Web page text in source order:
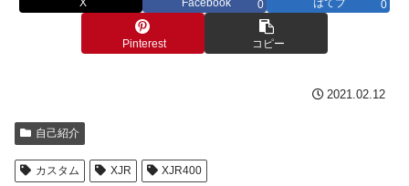
0 0
Pinterest コピー
2021.02.12
自己紹介
カスタム XJR XJR400